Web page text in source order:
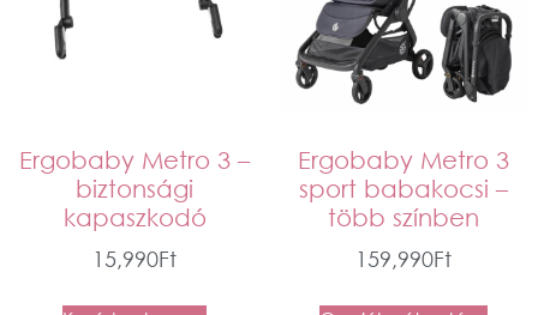
Ergobaby Metro 3 –
biztonsági
kapaszkodó
15,990Ft
Ergobaby Metro 3
sport babakocsi –
több színben
159,990Ft